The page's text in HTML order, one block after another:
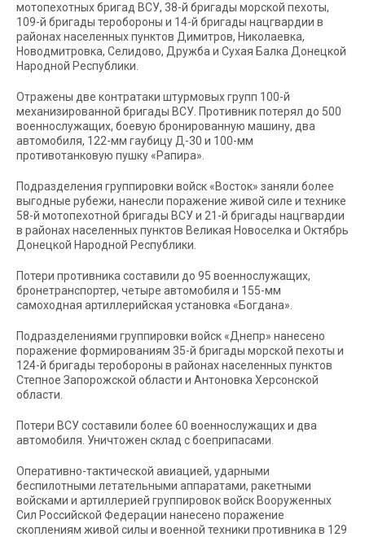
мотопехотных бригад ВСУ, 38-й бригады морской пехоты,
109-й бригады теробороны и 14-й бригады нацгвардии в
районах населенных пунктов Димитров, Николаевка,
Новодмитровка, Селидово, Дружба и Сухая Балка Донецкой
Народной Республики.
Отражены две контратаки штурмовых групп 100-й
механизированной бригады ВСУ. Противник потерял до 500
военнослужащих, боевую бронированную машину, два
автомобиля, 122-мм гаубицу Д-30 и 100-мм
противотанковую пушку «Рапира».
Подразделения группировки войск «Восток» заняли более
выгодные рубежи, нанесли поражение живой силе и технике
58-й мотопехотной бригады ВСУ и 21-й бригады нацгвардии
в районах населенных пунктов Великая Новоселка и Октябрь
Донецкой Народной Республики.
Потери противника составили до 95 военнослужащих,
бронетранспортер, четыре автомобиля и 155-мм
самоходная артиллерийская установка «Богдана».
Подразделениями группировки войск «Днепр» нанесено
поражение формированиям 35-й бригады морской пехоты и
124-й бригады теробороны в районах населенных пунктов
Степное Запорожской области и Антоновка Херсонской
области.
Потери ВСУ составили более 60 военнослужащих и два
автомобиля. Уничтожен склад с боеприпасами.
Оперативно-тактической авиацией, ударными
беспилотными летательными аппаратами, ракетными
войсками и артиллерией группировок войск Вооруженных
Сил Российской Федерации нанесено поражение
скоплениям живой силы и военной техники противника в 129